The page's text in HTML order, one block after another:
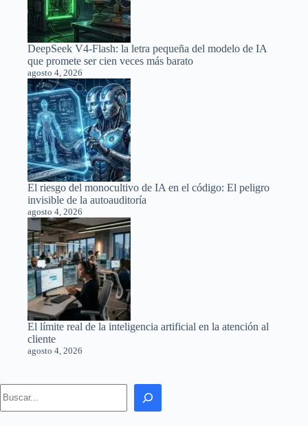
DeepSeek V4-Flash: la letra pequeña del modelo de IA
que promete ser cien veces más barato
agosto 4, 2026
El riesgo del monocultivo de IA en el código: El peligro
invisible de la autoauditoría
agosto 4, 2026
El límite real de la inteligencia artificial en la atención al
cliente
agosto 4, 2026